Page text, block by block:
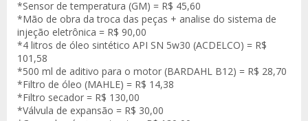
*Sensor de temperatura (GM) = R$ 45,60
*Mão de obra da troca das peças + analise do sistema de
injeção eletrônica = R$ 90,00
*4 litros de óleo sintético API SN 5w30 (ACDELCO) = R$
101,58
*500 ml de aditivo para o motor (BARDAHL B12) = R$ 28,70
*Filtro de óleo (MAHLE) = R$ 14,38
*Filtro secador = R$ 130,00
*Válvula de expansão = R$ 30,00